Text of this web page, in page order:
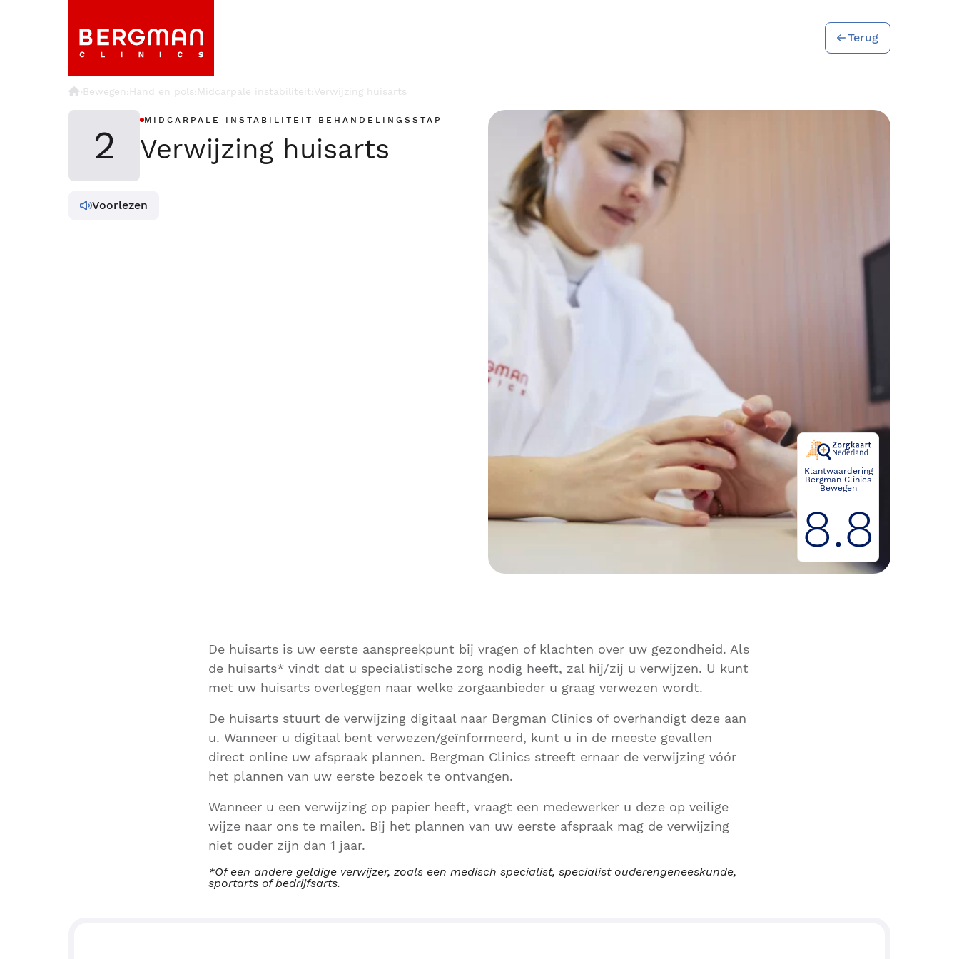
Terug
›Bewegen›Hand en pols›Midcarpale instabiliteit›Verwijzing huisarts
2
MIDCARPALE INSTABILITEIT BEHANDELINGSSTAP
Verwijzing huisarts
Voorlezen
Klantwaardering
Bergman Clinics
Bewegen
8.8
De huisarts is uw eerste aanspreekpunt bij vragen of klachten over uw gezondheid. Als
de huisarts* vindt dat u specialistische zorg nodig heeft, zal hij/zij u verwijzen. U kunt
met uw huisarts overleggen naar welke zorgaanbieder u graag verwezen wordt.
De huisarts stuurt de verwijzing digitaal naar Bergman Clinics of overhandigt deze aan
u. Wanneer u digitaal bent verwezen/geïnformeerd, kunt u in de meeste gevallen
direct online uw afspraak plannen. Bergman Clinics streeft ernaar de verwijzing vóór
het plannen van uw eerste bezoek te ontvangen.
Wanneer u een verwijzing op papier heeft, vraagt een medewerker u deze op veilige
wijze naar ons te mailen. Bij het plannen van uw eerste afspraak mag de verwijzing
niet ouder zijn dan 1 jaar.
*Of een andere geldige verwijzer, zoals een medisch specialist, specialist ouderengeneeskunde,
sportarts of bedrijfsarts.